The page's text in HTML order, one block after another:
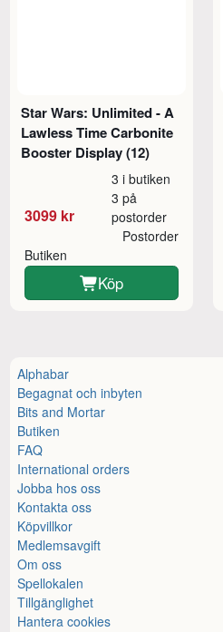
Star Wars: Unlimited - A
Lawless Time Carbonite
Booster Display (12)
3099 kr
3 i butiken
3 på
postorder
Butiken
Postorder
Köp
Alphabar
Begagnat och inbyten
Bits and Mortar
Butiken
FAQ
International orders
Jobba hos oss
Kontakta oss
Köpvillkor
Medlemsavgift
Om oss
Spellokalen
Tillgänglighet
Hantera cookies